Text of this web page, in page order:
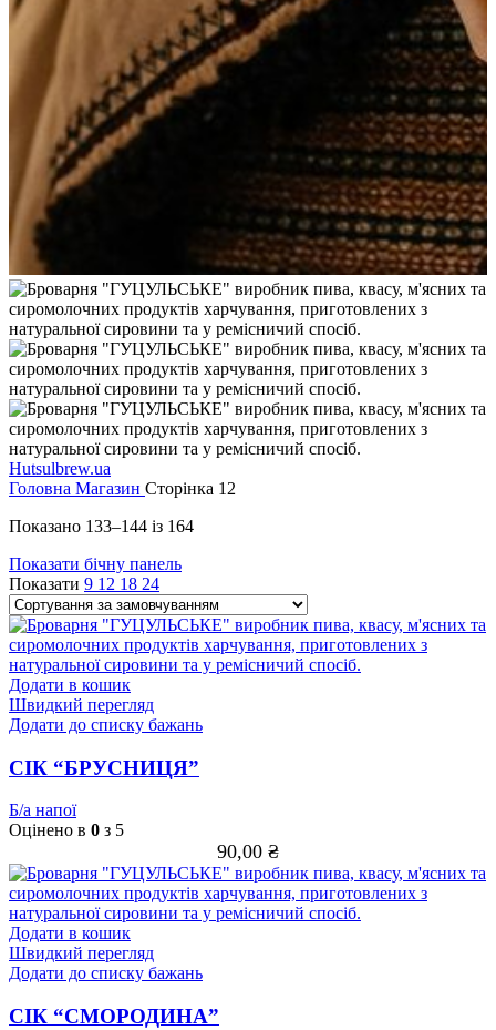
Hutsulbrew.ua
Головна Магазин Сторінка 12
Показано 133–144 із 164
Показати бічну панель
Показати 9 12 18 24
Додати в кошик
Швидкий перегляд
Додати до списку бажань
СІК “БРУСНИЦЯ”
Б/а напої
Оцінено в 0 з 5
90,00 ₴
Додати в кошик
Швидкий перегляд
Додати до списку бажань
СІК “СМОРОДИНА”